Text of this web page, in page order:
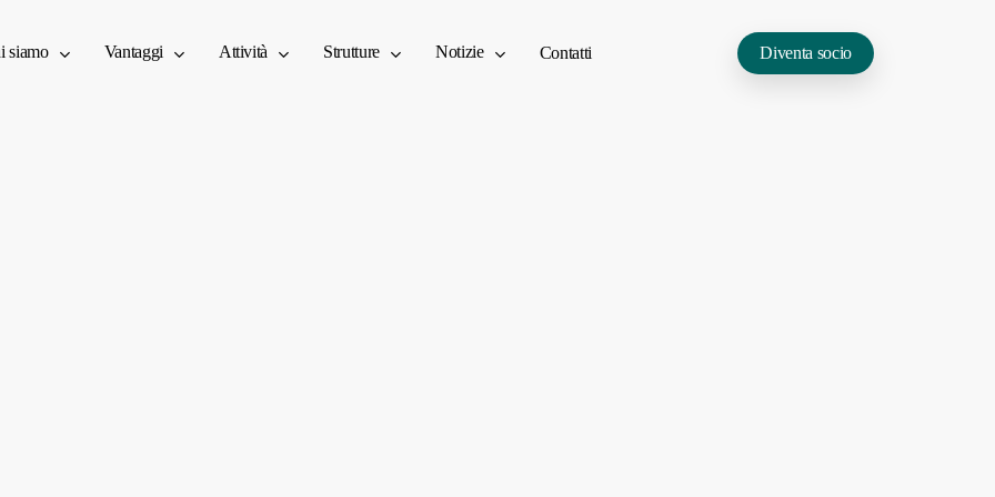
siamo Vantaggi Attività Strutture Notizie Contatti Diventa socio